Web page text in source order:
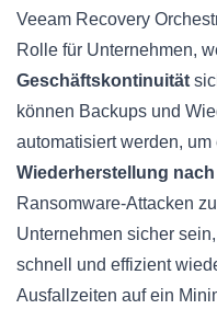
Veeam Recovery
Rolle für Unternehmen,
Geschäftskontinuität
können Backups und
automatisiert werden,
Wiederherstellung
Ransomware-Attacken
Unternehmen sicher
schnell und effizient
Ausfallzeiten auf ein